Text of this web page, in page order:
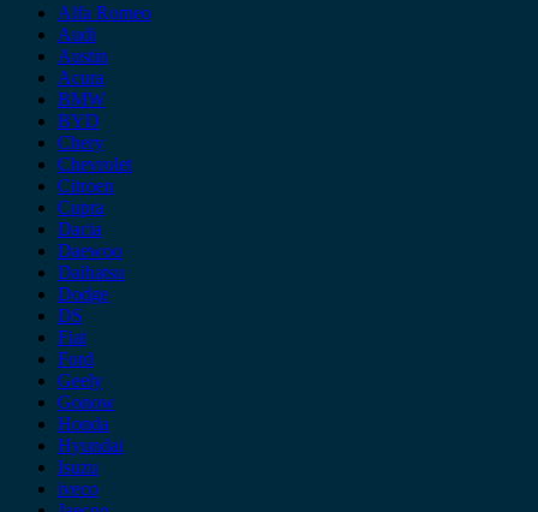
Alfa Romeo
Audi
Austin
Acura
BMW
BYD
Chery
Chevrolet
Citroen
Cupra
Dacia
Daewoo
Daihatsu
Dodge
DS
Fiat
Ford
Geely
Gonow
Honda
Hyundai
Isuzu
iveco